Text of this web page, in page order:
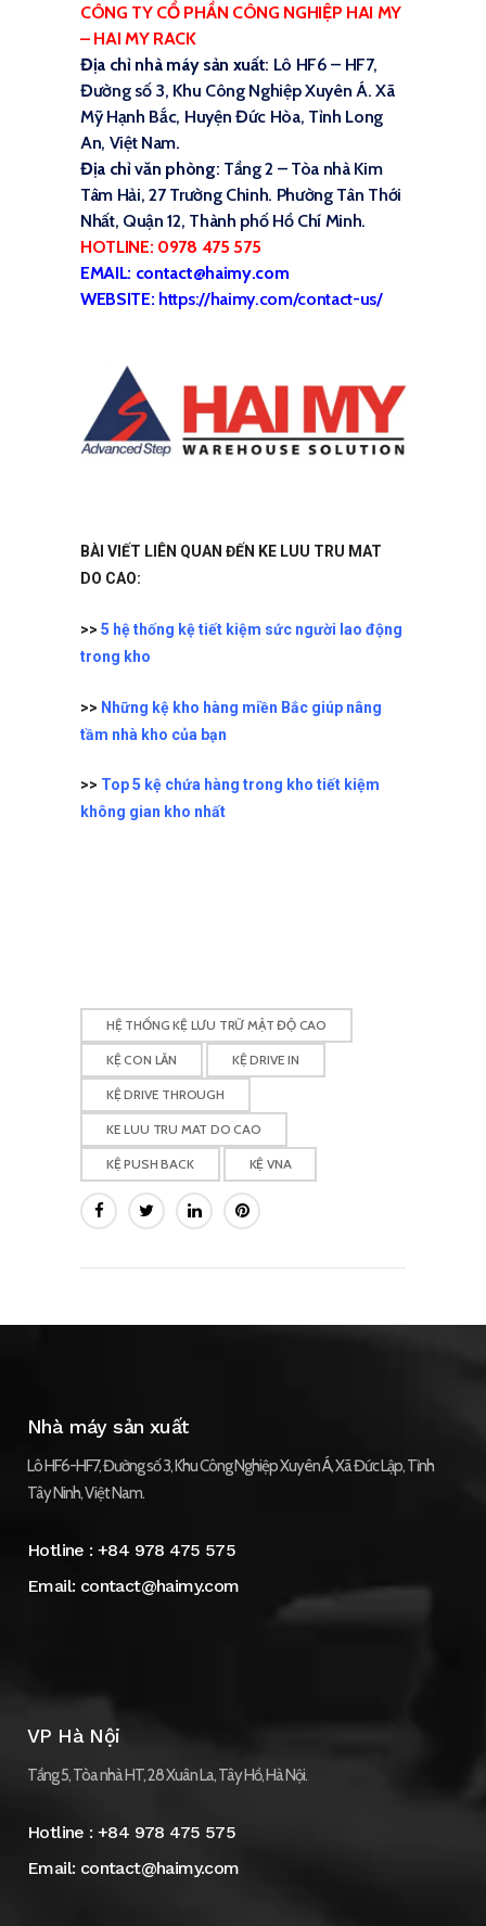
CÔNG TY CỔ PHẦN CÔNG NGHIỆP HAI MY
– HAI MY RACK
Địa chỉ nhà máy sản xuất: Lô HF6 – HF7,
Đường số 3, Khu Công Nghiệp Xuyên Á. Xã
Mỹ Hạnh Bắc, Huyện Đức Hòa, Tỉnh Long
An, Việt Nam.
Địa chỉ văn phòng: Tầng 2 – Tòa nhà Kim
Tâm Hải, 27 Trường Chinh. Phường Tân Thới
Nhất, Quận 12, Thành phố Hồ Chí Minh.
HOTLINE: 0978 475 575
EMAIL: contact@haimy.com
WEBSITE: https://haimy.com/contact-us/
BÀI VIẾT LIÊN QUAN ĐẾN KE LUU TRU MAT
DO CAO:
>> 5 hệ thống kệ tiết kiệm sức người lao động
trong kho
>> Những kệ kho hàng miền Bắc giúp nâng
tầm nhà kho của bạn
>> Top 5 kệ chứa hàng trong kho tiết kiệm
không gian kho nhất
HỆ THỐNG KỆ LƯU TRỮ MẬT ĐỘ CAO
KỆ CON LĂN KỆ DRIVE IN
KỆ DRIVE THROUGH
KE LUU TRU MAT DO CAO
KỆ PUSH BACK KỆ VNA
Nhà máy sản xuất
Lô HF6-HF7, Đường số 3, Khu Công Nghiệp Xuyên Á, Xã Đức Lập, Tỉnh
Tây Ninh, Việt Nam.
Hotline :+84 978 475 575
Email: contact@haimy.com
VP Hà Nội
Tầng 5, Tòa nhà HT, 28 Xuân La, Tây Hồ, Hà Nội.
Hotline :+84 978 475 575
Email: contact@haimy.com